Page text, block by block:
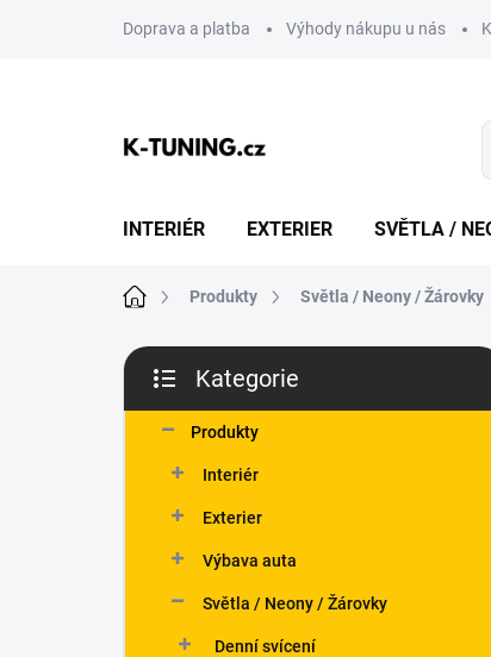
Doprava a platba Výhody nákupu u nás
INTERIÉR EXTERIER SVĚTLA /
Domů Produkty Světla / Neony / Žárovky
P
s
kategorie
Kategorie
Produkty
Interiér
Exterier
Výbava auta
Světla / Neony / Žárovky
Denní svícení